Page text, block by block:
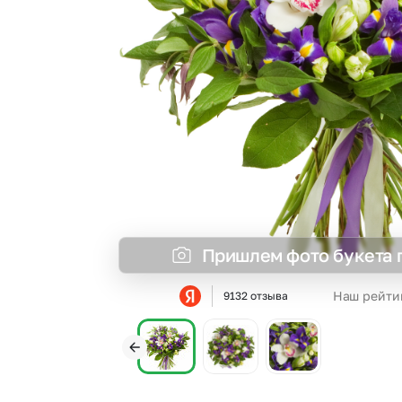
Гвоздики
Георгины
Гипсофила
Гортензии
Каллы
Статица
Суккуленты
Фрезия
Эустома
Пришлем фото букета
9132 отзыва Наш